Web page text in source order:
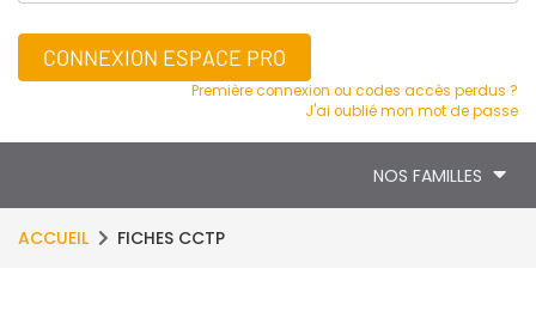
CONNEXION ESPACE PRO
Première connexion ou codes accès perdus ?
J'ai oublié mon mot de passe
NOS FAMILLES
ACCUEIL FICHES CCTP